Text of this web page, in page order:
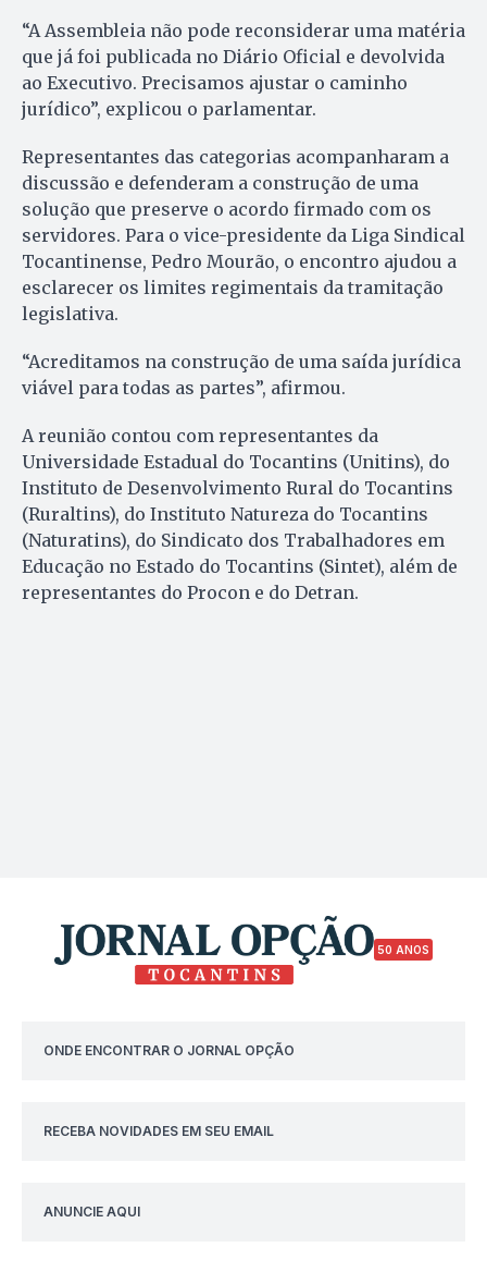
“A Assembleia não pode reconsiderar uma matéria
que já foi publicada no Diário Oficial e devolvida
ao Executivo. Precisamos ajustar o caminho
jurídico”, explicou o parlamentar.
Representantes das categorias acompanharam a
discussão e defenderam a construção de uma
solução que preserve o acordo firmado com os
servidores. Para o vice-presidente da Liga Sindical
Tocantinense, Pedro Mourão, o encontro ajudou a
esclarecer os limites regimentais da tramitação
legislativa.
“Acreditamos na construção de uma saída jurídica
viável para todas as partes”, afirmou.
A reunião contou com representantes da
Universidade Estadual do Tocantins (Unitins), do
Instituto de Desenvolvimento Rural do Tocantins
(Ruraltins), do Instituto Natureza do Tocantins
(Naturatins), do Sindicato dos Trabalhadores em
Educação no Estado do Tocantins (Sintet), além de
representantes do Procon e do Detran.
50 ANOS
ONDE ENCONTRAR O JORNAL OPÇÃO
RECEBA NOVIDADES EM SEU EMAIL
ANUNCIE AQUI